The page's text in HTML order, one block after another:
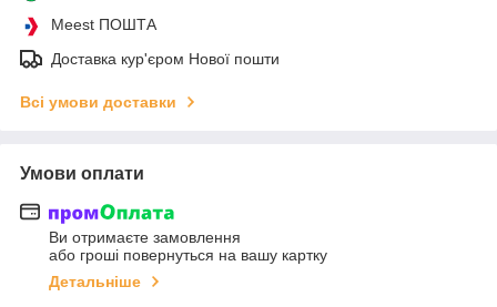
Meest ПОШТА
Доставка кур'єром Нової пошти
Всі умови доставки
Умови оплати
Ви отримаєте замовлення
або гроші повернуться на вашу картку
Детальніше